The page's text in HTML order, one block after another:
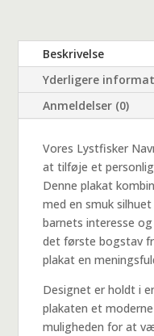
Beskrivelse
Yderligere
Anmeldelser (0)
Vores Lystfisker
at tilføje et
Denne plakat
med en smuk
barnets interesse
det første bogstav
plakat en
Designet er holdt i
plakaten et
muligheden for at